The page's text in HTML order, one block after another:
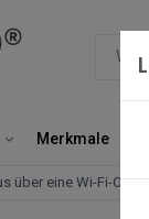
Merkmale
über eine Wi-Fi-